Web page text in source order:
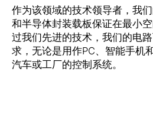
可持续发展
公司
作为该领域的技术领导者，我们
和半导体封装载板保证在最小
过我们先进的技术，我们的电
求，无论是用作PC、智能手机
汽车或工厂的控制系统。